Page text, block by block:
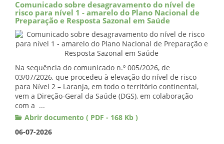
Comunicado sobre desagravamento do nível de
risco para nível 1 - amarelo do Plano Nacional de
Preparação e Resposta Sazonal em Saúde
Na sequência do comunicado n.º 005/2026, de
03/07/2026, que procedeu à elevação do nível de risco
para Nível 2 – Laranja, em todo o território continental,
vem a Direção-Geral da Saúde (DGS), em colaboração
com a ...
Abrir documento ( PDF - 168 Kb )
06-07-2026